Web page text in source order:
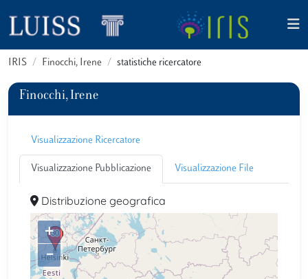
IRIS Finocchi, Irene statistiche ricercatore
Finocchi, Irene
Visualizzazione Ricercatore
Visualizzazione Pubblicazione Visualizzazione File
Distribuzione geografica
+
–